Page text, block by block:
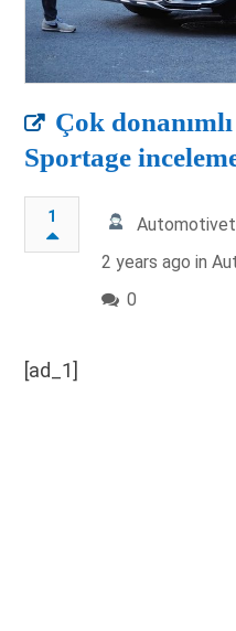
Çok
Sportage
1
2 years ago in
0
[ad_1]